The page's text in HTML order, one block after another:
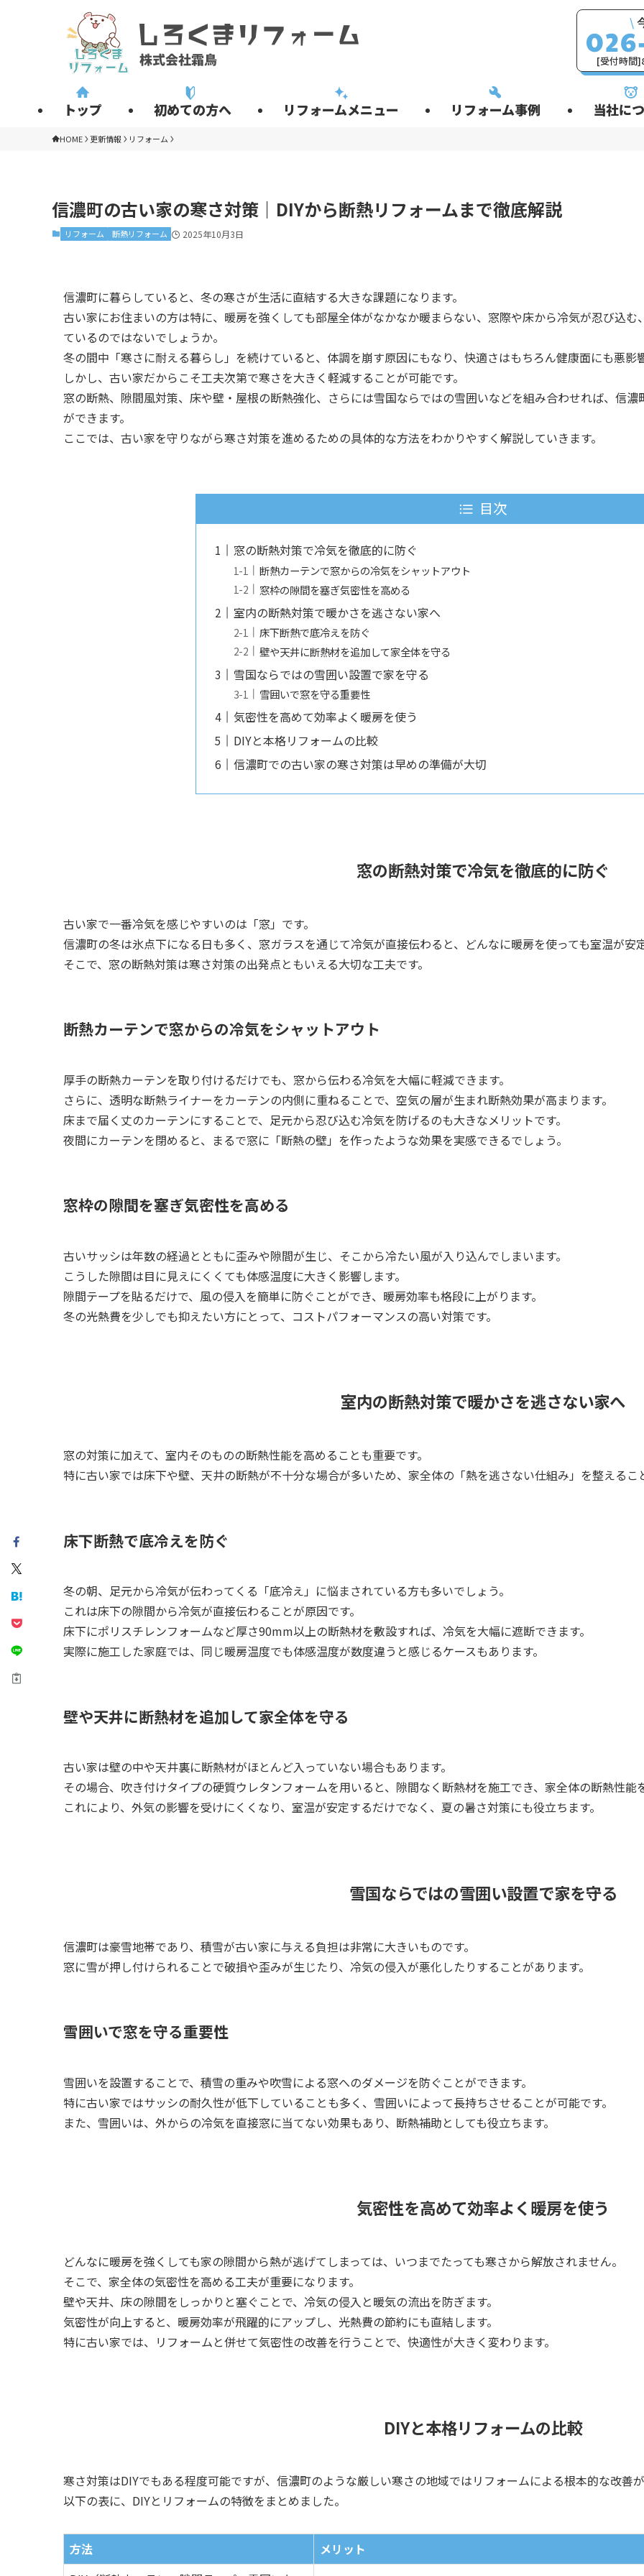
トップ 初めての方へ リフォームメニュー リフォーム事例 当社に
\
[受付時間
HOME 更新情報 リフォーム
信濃町の古い家の寒さ対策｜DIYから断熱リフォームまで徹底解説
リフォーム 断熱リフォーム 2025年10月3日
信濃町に暮らしていると、冬の寒さが生活に直結する大きな課題になります。
古い家にお住まいの方は特に、暖房を強くしても部屋全体がなかなか暖まらない、窓際や床から冷気が忍び込
ているのではないでしょうか。
冬の間中「寒さに耐える暮らし」を続けていると、体調を崩す原因にもなり、快適さはもちろん健康面にも悪影
しかし、古い家だからこそ工夫次第で寒さを大きく軽減することが可能です。
窓の断熱、隙間風対策、床や壁・屋根の断熱強化、さらには雪国ならではの雪囲いなどを組み合わせれば、信
ができます。
ここでは、古い家を守りながら寒さ対策を進めるための具体的な方法をわかりやすく解説していきます。
目次
窓の断熱対策で冷気を徹底的に防ぐ
断熱カーテンで窓からの冷気をシャットアウト
窓枠の隙間を塞ぎ気密性を高める
室内の断熱対策で暖かさを逃さない家へ
床下断熱で底冷えを防ぐ
壁や天井に断熱材を追加して家全体を守る
雪国ならではの雪囲い設置で家を守る
雪囲いで窓を守る重要性
気密性を高めて効率よく暖房を使う
DIYと本格リフォームの比較
信濃町での古い家の寒さ対策は早めの準備が大切
窓の断熱対策で冷気を徹底的に防ぐ
古い家で一番冷気を感じやすいのは「窓」です。
信濃町の冬は氷点下になる日も多く、窓ガラスを通じて冷気が直接伝わると、どんなに暖房を使っても室温が安
そこで、窓の断熱対策は寒さ対策の出発点ともいえる大切な工夫です。
断熱カーテンで窓からの冷気をシャットアウト
厚手の断熱カーテンを取り付けるだけでも、窓から伝わる冷気を大幅に軽減できます。
さらに、透明な断熱ライナーをカーテンの内側に重ねることで、空気の層が生まれ断熱効果が高まります。
床まで届く丈のカーテンにすることで、足元から忍び込む冷気を防げるのも大きなメリットです。
夜間にカーテンを閉めると、まるで窓に「断熱の壁」を作ったような効果を実感できるでしょう。
窓枠の隙間を塞ぎ気密性を高める
古いサッシは年数の経過とともに歪みや隙間が生じ、そこから冷たい風が入り込んでしまいます。
こうした隙間は目に見えにくくても体感温度に大きく影響します。
隙間テープを貼るだけで、風の侵入を簡単に防ぐことができ、暖房効率も格段に上がります。
冬の光熱費を少しでも抑えたい方にとって、コストパフォーマンスの高い対策です。
室内の断熱対策で暖かさを逃さない家へ
窓の対策に加えて、室内そのものの断熱性能を高めることも重要です。
特に古い家では床下や壁、天井の断熱が不十分な場合が多いため、家全体の「熱を逃さない仕組み」を整えるこ
床下断熱で底冷えを防ぐ
冬の朝、足元から冷気が伝わってくる「底冷え」に悩まされている方も多いでしょう。
これは床下の隙間から冷気が直接伝わることが原因です。
床下にポリスチレンフォームなど厚さ90mm以上の断熱材を敷設すれば、冷気を大幅に遮断できます。
実際に施工した家庭では、同じ暖房温度でも体感温度が数度違うと感じるケースもあります。
壁や天井に断熱材を追加して家全体を守る
古い家は壁の中や天井裏に断熱材がほとんど入っていない場合もあります。
その場合、吹き付けタイプの硬質ウレタンフォームを用いると、隙間なく断熱材を施工でき、家全体の断熱性能
これにより、外気の影響を受けにくくなり、室温が安定するだけでなく、夏の暑さ対策にも役立ちます。
雪国ならではの雪囲い設置で家を守る
信濃町は豪雪地帯であり、積雪が古い家に与える負担は非常に大きいものです。
窓に雪が押し付けられることで破損や歪みが生じたり、冷気の侵入が悪化したりすることがあります。
雪囲いで窓を守る重要性
雪囲いを設置することで、積雪の重みや吹雪による窓へのダメージを防ぐことができます。
特に古い家ではサッシの耐久性が低下していることも多く、雪囲いによって長持ちさせることが可能です。
また、雪囲いは、外からの冷気を直接窓に当てない効果もあり、断熱補助としても役立ちます。
気密性を高めて効率よく暖房を使う
どんなに暖房を強くしても家の隙間から熱が逃げてしまっては、いつまでたっても寒さから解放されません。
そこで、家全体の気密性を高める工夫が重要になります。
壁や天井、床の隙間をしっかりと塞ぐことで、冷気の侵入と暖気の流出を防ぎます。
気密性が向上すると、暖房効率が飛躍的にアップし、光熱費の節約にも直結します。
特に古い家では、リフォームと併せて気密性の改善を行うことで、快適性が大きく変わります。
DIYと本格リフォームの比較
寒さ対策はDIYでもある程度可能ですが、信濃町のような厳しい寒さの地域ではリフォームによる根本的な改善が
以下の表に、DIYとリフォームの特徴をまとめました。
方法 メリット